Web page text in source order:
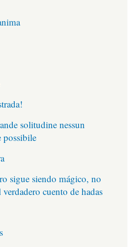
solitudine nessun
possibile
sigue siendo mágico, no
verdadero cuento de hadas